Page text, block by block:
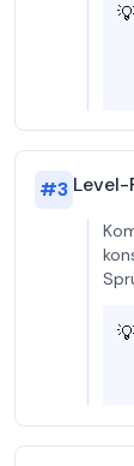
#3 Level-